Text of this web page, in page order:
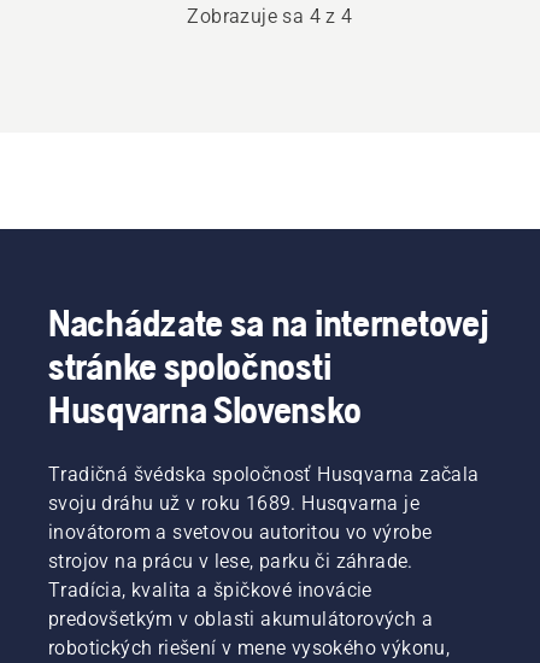
Zobrazuje sa 4 z 4
Nachádzate sa na internetovej
stránke spoločnosti
Husqvarna Slovensko
Tradičná švédska spoločnosť Husqvarna začala
svoju dráhu už v roku 1689. Husqvarna je
inovátorom a svetovou autoritou vo výrobe
strojov na prácu v lese, parku či záhrade.
Tradícia, kvalita a špičkové inovácie
predovšetkým v oblasti akumulátorových a
robotických riešení v mene vysokého výkonu,